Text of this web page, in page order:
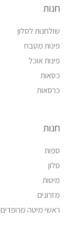
חנות
שולחנות לסלון
פינות מטבח
פינות אוכל
כסאות
כרסאות
חנות
ספות
סלון
מיטות
מזרונים
ראשי מיטה מרופדים